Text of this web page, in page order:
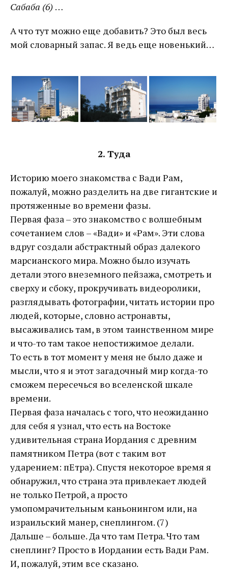
Сабаба (6) …
А что тут можно еще добавить? Это был весь
мой словарный запас. Я ведь еще новенький…
2. Туда
Историю моего знакомства с Вади Рам,
пожалуй, можно разделить на две гигантские и
протяженные во времени фазы.
Первая фаза – это знакомство с волшебным
сочетанием слов – «Вади» и «Рам». Эти слова
вдруг создали абстрактный образ далекого
марсианского мира. Можно было изучать
детали этого внеземного пейзажа, смотреть и
сверху и сбоку, прокручивать видеоролики,
разглядывать фотографии, читать истории про
людей, которые, словно астронавты,
высаживались там, в этом таинственном мире
и что-то там такое непостижимое делали.
То есть в тот момент у меня не было даже и
мысли, что я и этот загадочный мир когда-то
сможем пересечься во вселенской шкале
времени.
Первая фаза началась с того, что неожиданно
для себя я узнал, что есть на Востоке
удивительная страна Иордания с древним
памятником Петра (вот с таким вот
ударением: пЕтра). Спустя некоторое время я
обнаружил, что страна эта привлекает людей
не только Петрой, а просто
умопомрачительным каньонингом или, на
израильский манер, снеплингом. (7)
Дальше – больше. Да что там Петра. Что там
снеплинг? Просто в Иордании есть Вади Рам.
И, пожалуй, этим все сказано.